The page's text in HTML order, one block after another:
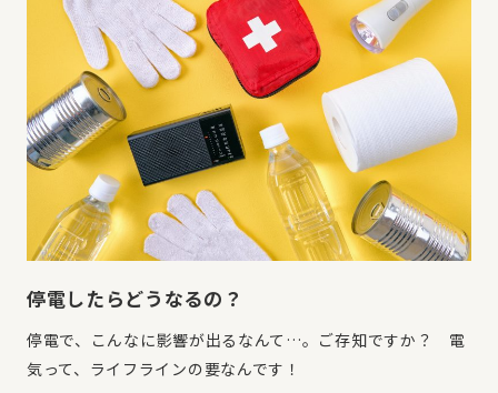
停電したらどうなるの？
停電で、こんなに影響が出るなんて…。ご存知ですか？ 電
気って、ライフラインの要なんです！